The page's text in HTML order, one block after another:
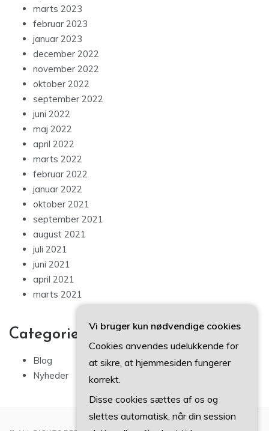
marts 2023
februar 2023
januar 2023
december 2022
november 2022
oktober 2022
september 2022
juni 2022
maj 2022
april 2022
marts 2022
februar 2022
januar 2022
oktober 2021
september 2021
august 2021
juli 2021
juni 2021
april 2021
marts 2021
Categories
Blog
Nyheder
Vi bruger kun nødvendige cookies
Cookies anvendes udelukkende for
at sikre, at hjemmesiden fungerer
korrekt.
Disse cookies sættes af os og
slettes automatisk, når din session